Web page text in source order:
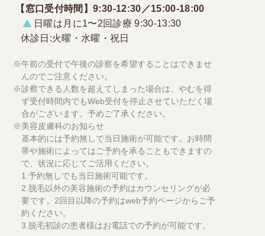
【窓口受付時間】9:30-12:30／15:00-18:00
日曜は月に1〜2回診療 9:30-13:30
休診日:火曜・水曜・祝日
※午前の受付で午後の診察を希望することはできませ
んのでご注意ください。
※診察できる人数を超えてしまった場合は、やむを得
ず受付時間内でもWeb受付を停止させていただく場
合がございます。予めご了承ください。
※ 美容皮膚科のお知らせ
基本的には予約無しで当日施術が可能です。お時間
帯や施術によってはご予約を承ることもできますの
で、状況に応じてご活用ください。
1.予約無しでも当日施術可能です。
2.脱毛以外の美容施術の予約はカウンセリングが必
要です。2回目以降の予約はweb予約ページからご予
約ください。
3.脱毛初診の患者様はお電話での予約が可能です。